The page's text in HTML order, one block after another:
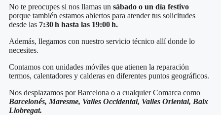
No te preocupes si nos llamas un sábado o un día festivo
porque también estamos abiertos para atender tus solicitudes
desde las 7:30 h hasta las 19:00 h.
Además, llegamos con nuestro servicio técnico allí donde lo
necesites.
Contamos con unidades móviles que atienen la reparación
termos, calentadores y calderas en diferentes puntos geográficos.
Nos desplazamos por Barcelona o a cualquier Comarca como
Barcelonés, Maresme, Valles Occidental, Valles Oriental, Baix
Llobregat.